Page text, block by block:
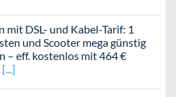
mit DSL- und Kabel-Tarif: 1
und Scooter mega günstig
– eff. kostenlos mit 464 €